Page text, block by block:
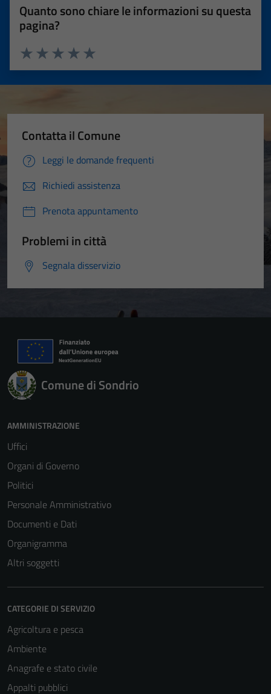
Quanto sono chiare le informazioni su questa
pagina?
Valuta 5 stelle su 5
Valuta 4 stelle su 5
Valuta 3 stelle su 5
Valuta 2 stelle su 5
Valuta 1 stelle su 5
Contatta il Comune
Leggi le domande frequenti
Richiedi assistenza
Prenota appuntamento
Problemi in città
Segnala disservizio
Comune di Sondrio
AMMINISTRAZIONE
Uffici
Organi di Governo
Politici
Personale Amministrativo
Documenti e Dati
Organigramma
Altri soggetti
CATEGORIE DI SERVIZIO
Agricoltura e pesca
Ambiente
Anagrafe e stato civile
Appalti pubblici